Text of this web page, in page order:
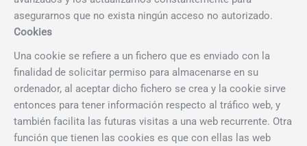
asegurarnos que no exista ningún acceso no autorizado.
Cookies
Una cookie se refiere a un fichero que es enviado con la
finalidad de solicitar permiso para almacenarse en su
ordenador, al aceptar dicho fichero se crea y la cookie sirve
entonces para tener información respecto al tráfico web, y
también facilita las futuras visitas a una web recurrente. Otra
función que tienen las cookies es que con ellas las web